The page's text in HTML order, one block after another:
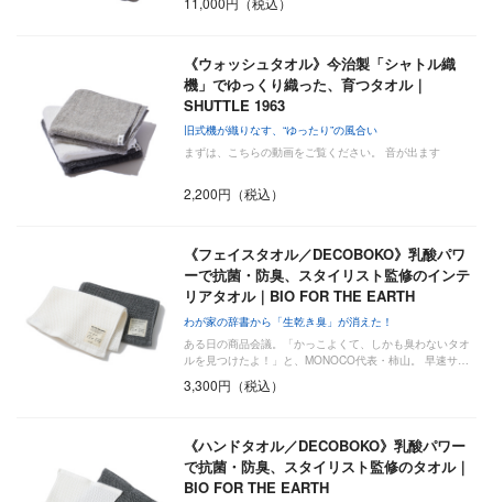
《ウォッシュタオル》今治製「シャトル織
機」でゆっくり織った、育つタオル｜
SHUTTLE 1963
旧式機が織りなす、“ゆったり”の風合い
まずは、こちらの動画をご覧ください。 音が出ます
2,200円（税込）
《フェイスタオル／DECOBOKO》乳酸パワ
ーで抗菌・防臭、スタイリスト監修のインテ
リアタオル｜BIO FOR THE EARTH
わが家の辞書から「生乾き臭」が消えた！
ある日の商品会議。「かっこよくて、しかも臭わないタオ
ルを見つけたよ！」と、MONOCO代表・柿山。 早速サ…
3,300円（税込）
《ハンドタオル／DECOBOKO》乳酸パワー
で抗菌・防臭、スタイリスト監修のタオル｜
BIO FOR THE EARTH